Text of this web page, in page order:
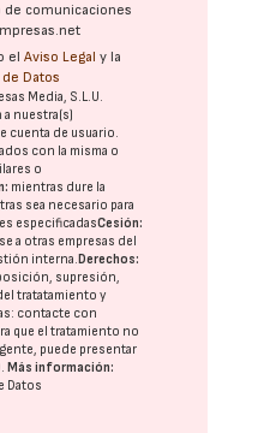
comunicaciones
elAviso Legal y la
Datos
Media, S.L.U.
nuestra(s)
cuenta de usuario.
con la misma o
o
mientras dure la
sea necesario para
especificadasCesión:
a otras empresas del
interna. Derechos:
supresión,
tratatamiento y
contacte con
que el tratamiento no
puede presentar
. Más información:
Datos